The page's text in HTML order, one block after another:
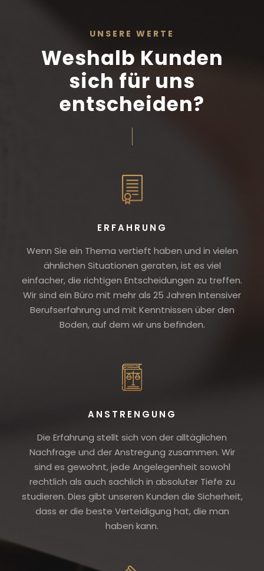
UNSERE WERTE
Weshalb Kunden
sich für uns
entscheiden?
ERFAHRUNG
Wenn Sie ein Thema vertieft haben und in vielen
ähnlichen Situationen geraten, ist es viel
einfacher, die richtigen Entscheidungen zu treffen.
Wir sind ein Büro mit mehr als 25 Jahren Intensiver
Berufserfahrung und mit Kenntnissen über den
Boden, auf dem wir uns befinden.
ANSTRENGUNG
Die Erfahrung stellt sich von der alltäglichen
Nachfrage und der Anstregung zusammen. Wir
sind es gewohnt, jede Angelegenheit sowohl
rechtlich als auch sachlich in absoluter Tiefe zu
studieren. Dies gibt unseren Kunden die Sicherheit,
dass er die beste Verteidigung hat, die man
haben kann.